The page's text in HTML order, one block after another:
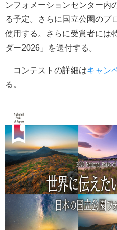
ンフォメーションセンター内
る予定。さらに国立公園のプ
使用する。さらに受賞者には
ダー2026」を送付する。
コンテストの詳細はキャン
る。